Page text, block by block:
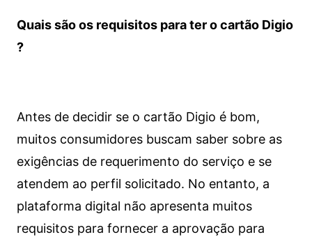
Quais são os requisitos para ter o cartão Digio
?
Antes de decidir se o cartão Digio é bom,
muitos consumidores buscam saber sobre as
exigências de requerimento do serviço e se
atendem ao perfil solicitado. No entanto, a
plataforma digital não apresenta muitos
requisitos para fornecer a aprovação para